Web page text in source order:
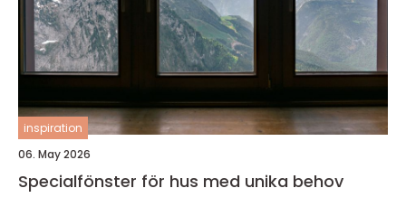
inspiration
06. May 2026
Specialfönster för hus med unika behov